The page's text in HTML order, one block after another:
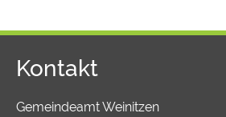
Kontakt
Gemeindeamt Weinitzen